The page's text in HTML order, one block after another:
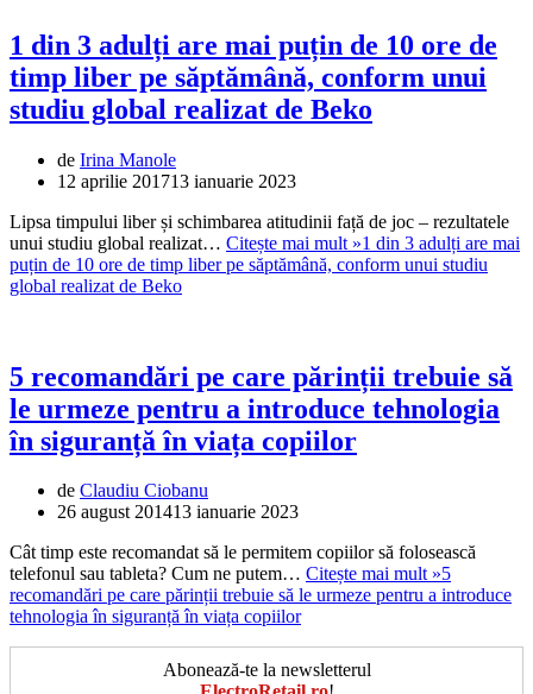
1 din 3 adulți are mai puțin de 10 ore de
timp liber pe săptămână, conform unui
studiu global realizat de Beko
de Irina Manole
12 aprilie 201713 ianuarie 2023
Lipsa timpului liber și schimbarea atitudinii față de joc – rezultatele
unui studiu global realizat… Citește mai mult »1 din 3 adulți are mai
puțin de 10 ore de timp liber pe săptămână, conform unui studiu
global realizat de Beko
5 recomandări pe care părinții trebuie să
le urmeze pentru a introduce tehnologia
în siguranță în viața copiilor
de Claudiu Ciobanu
26 august 201413 ianuarie 2023
Cât timp este recomandat să le permitem copiilor să folosească
telefonul sau tableta? Cum ne putem… Citește mai mult »5
recomandări pe care părinții trebuie să le urmeze pentru a introduce
tehnologia în siguranță în viața copiilor
Abonează-te la newsletterul